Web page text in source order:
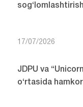
17/07/2026
JDPU va
o‘rtasida